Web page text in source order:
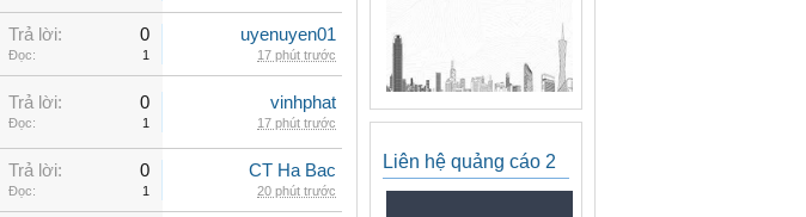
Trả lời: 0
Đọc: 1
uyenuyen01
17 phút trước
Trả lời: 0
Đọc: 1
vinhphat
17 phút trước
Trả lời: 0
Đọc: 1
CT Ha Bac
20 phút trước
Liên hệ quảng cáo 2